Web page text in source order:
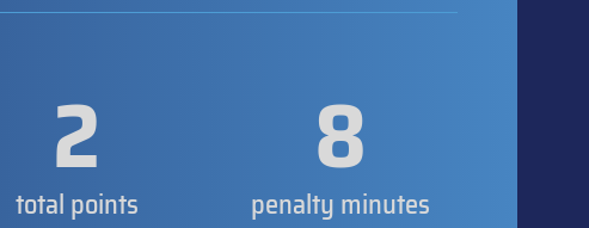
2
total points 8
penalty minutes